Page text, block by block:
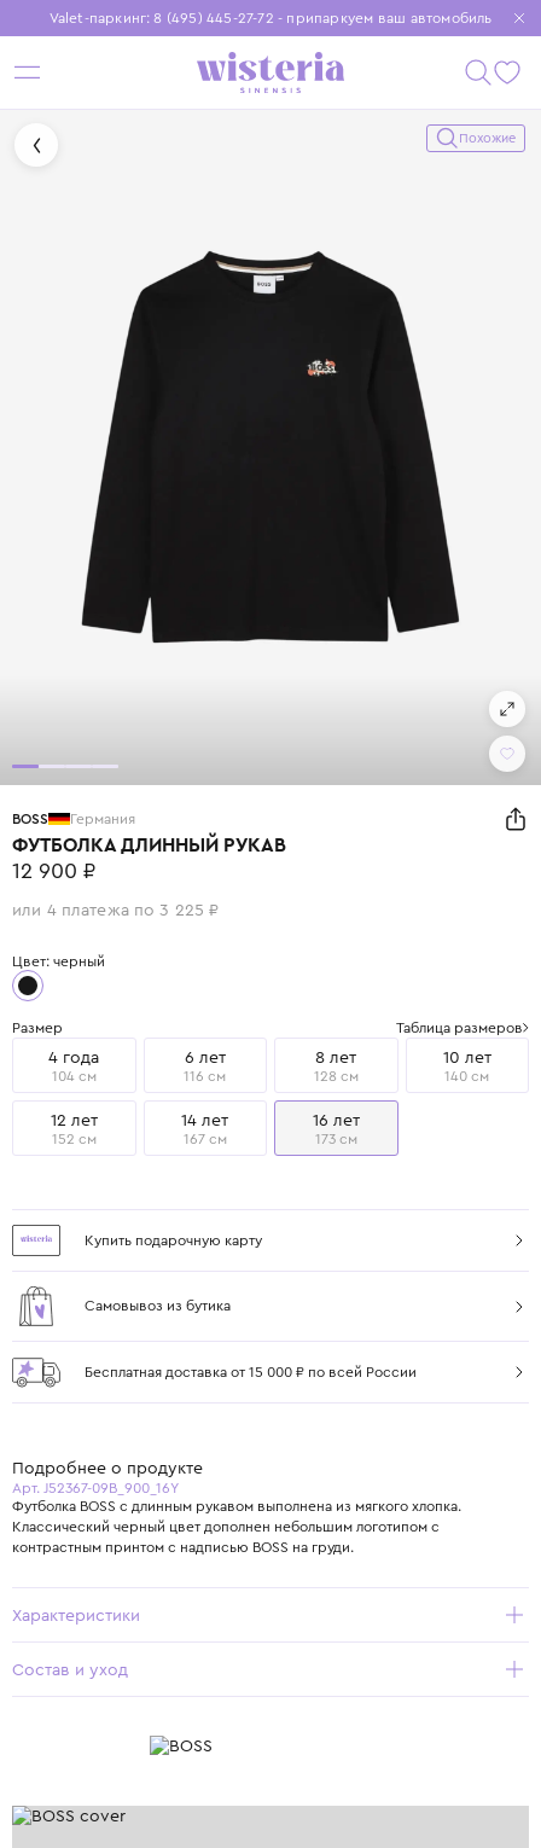
Valet-паркинг: 8 (495) 445-27-72 - припаркуем ваш автомобиль
Бесплатная доставка при заказе от 15 000 ₽
Установите приложение, чтобы покупки были еще удобнее
Похожие
BOSS Германия
ФУТБОЛКА ДЛИННЫЙ РУКАВ
12 900 ₽
или 4 платежа по 3 225 ₽
Цвет: черный
Размер Таблица размеров
4 года
104 см
6 лет
116 см
8 лет
128 см
10 лет
140 см
12 лет
152 см
14 лет
167 см
16 лет
173 см
Купить подарочную карту
Самовывоз из бутика
Бесплатная доставка от 15 000 ₽ по всей России
Подробнее о продукте
Арт. J52367-09B_900_16Y
Футболка BOSS с длинным рукавом выполнена из мягкого хлопка.
Классический черный цвет дополнен небольшим логотипом с
контрастным принтом с надписью BOSS на груди.
Характеристики
Состав и уход